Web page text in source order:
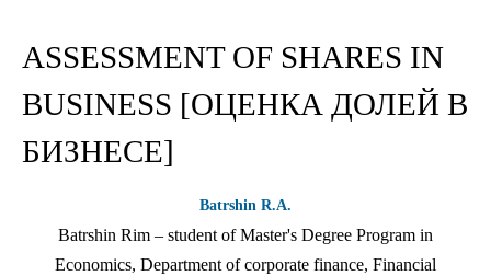
ASSESSMENT OF SHARES IN
BUSINESS [ОЦЕНКА ДОЛЕЙ В
БИЗНЕСЕ]
Batrshin R.A.
Batrshin Rim – student of Master's Degree Program in
Economics, Department of corporate finance, Financial